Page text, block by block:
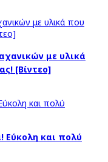
με υλικά
[Βίντεο]
Εύκολη και πολύ